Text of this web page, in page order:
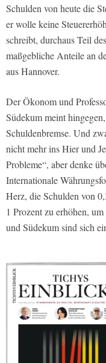
Schulden von heute die
er wolle keine
schreibt, durchaus Teil
maßgebliche Anteile an
aus Hannover.
Der Ökonom und
Südekum meint
Schuldenbremse. Und
nicht mehr ins Hier und
Probleme“, aber denke
Internationale
Herz, die Schulden von
1 Prozent zu erhöhen,
und Südekum sind sich